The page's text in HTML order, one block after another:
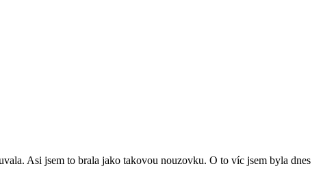
Asi jsem to brala jako takovou nouzovku. O to víc jsem byla dnes